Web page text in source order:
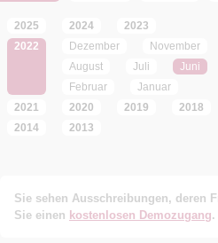
2025 2024
2023
2022
Dezember November
August
Juli Juni
Februar
Januar
2021
2020 2019 2018
2014
2013
Sie sehen Ausschreibungen, deren
Sie einen kostenlosen Demozugang.